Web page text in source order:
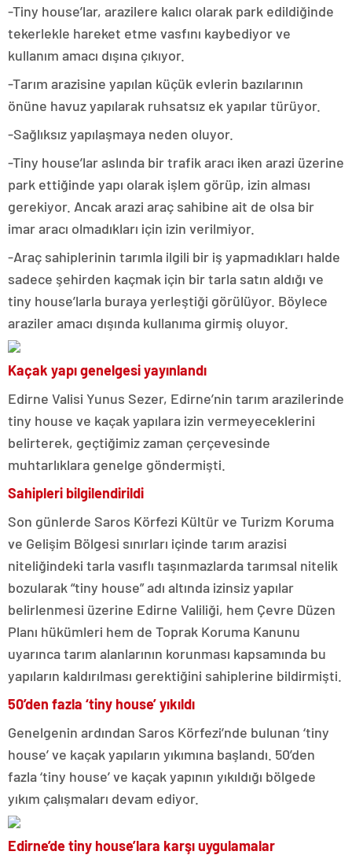
-Tiny house’lar, arazilere kalıcı olarak park edildiğinde
tekerlekle hareket etme vasfını kaybediyor ve
kullanım amacı dışına çıkıyor.
-Tarım arazisine yapılan küçük evlerin bazılarının
önüne havuz yapılarak ruhsatsız ek yapılar türüyor.
-Sağlıksız yapılaşmaya neden oluyor.
-Tiny house’lar aslında bir trafik aracı iken arazi üzerine
park ettiğinde yapı olarak işlem görüp, izin alması
gerekiyor. Ancak arazi araç sahibine ait de olsa bir
imar aracı olmadıkları için izin verilmiyor.
-Araç sahiplerinin tarımla ilgili bir iş yapmadıkları halde
sadece şehirden kaçmak için bir tarla satın aldığı ve
tiny house’larla buraya yerleştiği görülüyor. Böylece
araziler amacı dışında kullanıma girmiş oluyor.
Kaçak yapı genelgesi yayınlandı
Edirne Valisi Yunus Sezer, Edirne’nin tarım arazilerinde
tiny house ve kaçak yapılara izin vermeyeceklerini
belirterek, geçtiğimiz zaman çerçevesinde
muhtarlıklara genelge göndermişti.
Sahipleri bilgilendirildi
Son günlerde Saros Körfezi Kültür ve Turizm Koruma
ve Gelişim Bölgesi sınırları içinde tarım arazisi
niteliğindeki tarla vasıflı taşınmazlarda tarımsal nitelik
bozularak “tiny house” adı altında izinsiz yapılar
belirlenmesi üzerine Edirne Valiliği, hem Çevre Düzen
Planı hükümleri hem de Toprak Koruma Kanunu
uyarınca tarım alanlarının korunması kapsamında bu
yapıların kaldırılması gerektiğini sahiplerine bildirmişti.
50’den fazla ‘tiny house’ yıkıldı
Genelgenin ardından Saros Körfezi’nde bulunan ‘tiny
house’ ve kaçak yapıların yıkımına başlandı. 50’den
fazla ‘tiny house’ ve kaçak yapının yıkıldığı bölgede
yıkım çalışmaları devam ediyor.
Edirne’de tiny house’lara karşı uygulamalar